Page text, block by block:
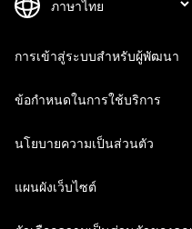
การเข้าสู่ระบบสำหรับผู้พัฒนา
ข้อกำหนดในการใช้บริการ
นโยบายความเป็นส่วนตัว
แผนผังเว็บไซต์